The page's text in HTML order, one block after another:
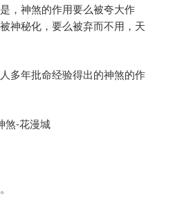
，神煞的作用要么被夸大作
神秘化，要么被弃而不用，天
多年批命经验得出的神煞的作